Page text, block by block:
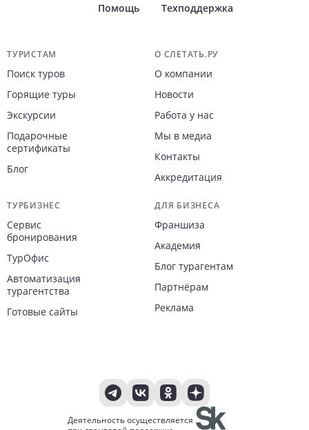
Помощь
Техподдержка
Навигация по сайту
ТУРИСТАМ
Поиск туров
Горящие туры
Экскурсии
Подарочные
сертификаты
Блог
О СЛЕТАТЬ.РУ
О компании
Новости
Работа у нас
Мы в медиа
Контакты
Аккредитация
ТУРБИЗНЕС
Сервис
бронирования
ТурОфис
Автоматизация
турагентства
Готовые сайты
ДЛЯ БИЗНЕСА
Франшиза
Академия
Блог турагентам
Партнёрам
Реклама
Деятельность осуществляется